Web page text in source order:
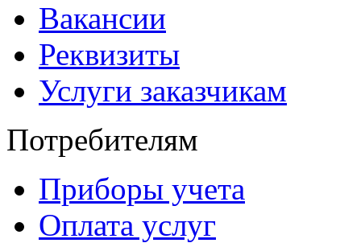
Вакансии
Реквизиты
Услуги заказчикам
Потребителям
Приборы учета
Оплата услуг